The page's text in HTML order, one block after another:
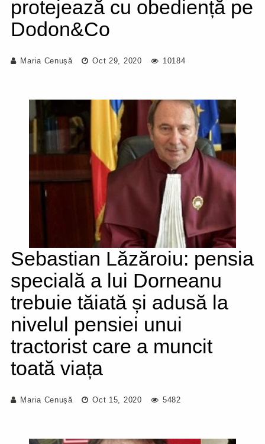
protejează cu obediență pe
Dodon&Co
Maria Cenușă Oct 29, 2020 10184
Sebastian Lăzăroiu: pensia
specială a lui Dorneanu
trebuie tăiată și adusă la
nivelul pensiei unui
tractorist care a muncit
toată viața
Maria Cenușă Oct 15, 2020 5482